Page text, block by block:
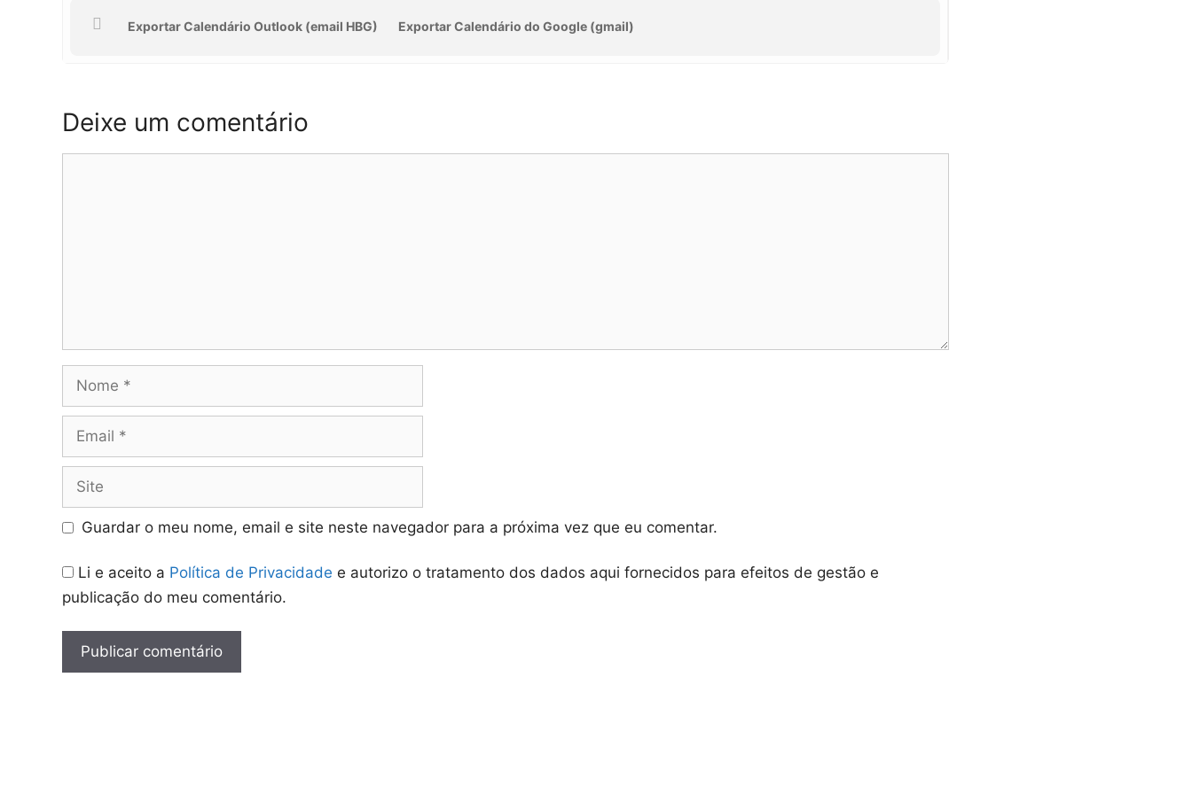
Exportar Calendário Outlook (email HBG) Exportar Calendário do Google (gmail)
Deixe um comentário
Nome
Email
Site
Guardar o meu nome, email e site neste navegador para a próxima vez que eu comentar.
Li e aceito a Política de Privacidade e autorizo o tratamento dos dados aqui fornecidos para efeitos de gestão e
publicação do meu comentário.